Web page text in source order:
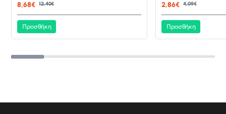
8,68€
12,40€
Προσθήκη
2,86€ 4,09€
Προσθήκη